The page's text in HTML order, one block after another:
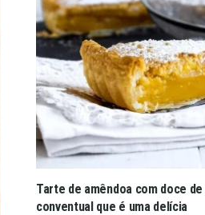
Tarte de amêndoa com doce
conventual que é uma delícia